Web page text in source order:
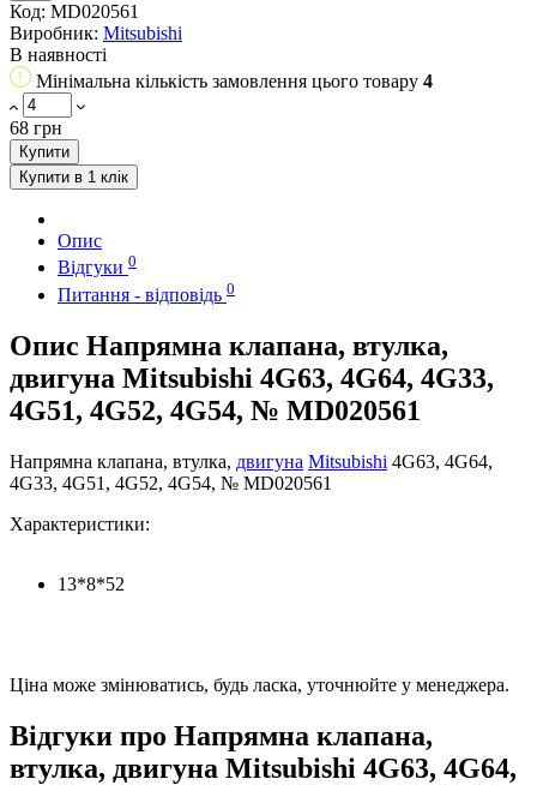
Код: MD020561
Виробник: Mitsubishi
В наявності
Мінімальна кількість замовлення цього товару 4
68 грн
Купити
Купити в 1 клік
Опис
Відгуки 0
Питання - відповідь 0
Опис Напрямна клапана, втулка,
двигуна Mitsubishi 4G63, 4G64, 4G33,
4G51, 4G52, 4G54, № MD020561
Напрямна клапана, втулка, двигуна Mitsubishi 4G63, 4G64,
4G33, 4G51, 4G52, 4G54, № MD020561
Характеристики:
13*8*52
Ціна може змінюватись, будь ласка, уточнюйте у менеджера.
Відгуки про Напрямна клапана,
втулка, двигуна Mitsubishi 4G63, 4G64,